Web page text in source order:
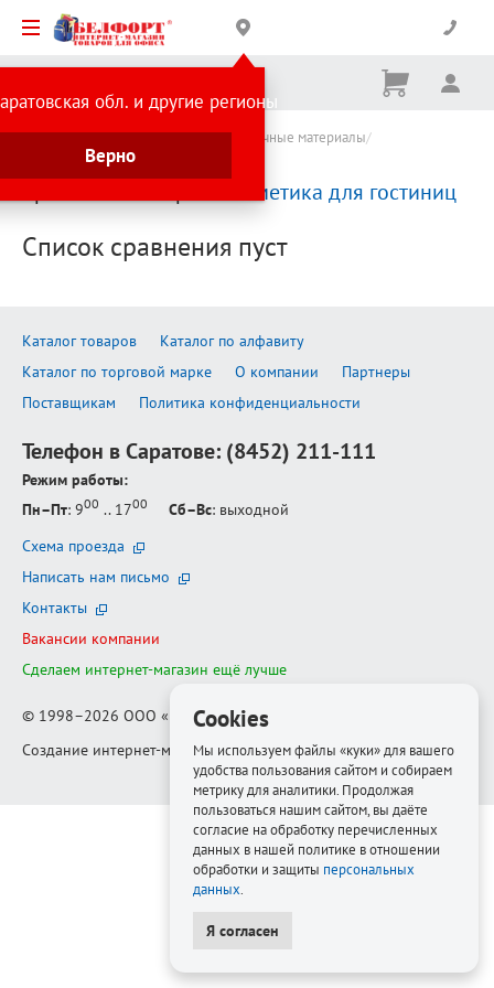
обл. и другие регионы
Верно
Корзина
Ничего
Каталог товаров Хозтовары и упаковочные материалы
Косметика для гостиниц
Косметика для гостиниц
Список сравнения пуст
Каталог товаров
Каталог по алфавиту
Каталог по торговой марке
О компании
Партнеры
Поставщикам
Политика конфиденциальности
Телефон в Саратове: (8452) 211-111
Режим работы:
Пн–Пт: 900 .. 1700 Сб–Вс: выходной
Схема проезда
Написать нам письмо
Контакты
Вакансии компании
Сделаем интернет-магазин ещё лучше
© 1998–2026 ООО «Белфорт-РМ»
Создание интернет-магазина—Медиапродукт
Cookies
Мы используем файлы «куки» для вашего
удобства пользования сайтом и собираем
метрику для аналитики. Продолжая
пользоваться нашим сайтом, вы даёте
согласие на обработку перечисленных
данных в нашей политике в отношении
обработки и защиты персональных
данных
Я согласен